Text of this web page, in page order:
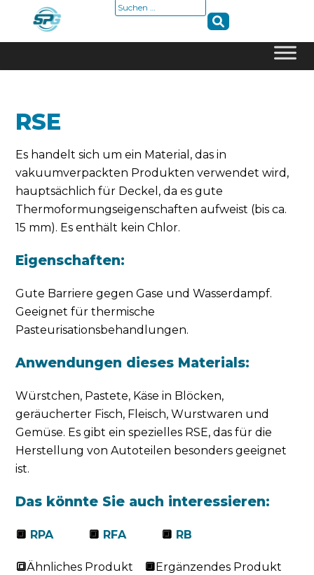
content
Suche
RSE
Es handelt sich um ein Material, das in
vakuumverpackten Produkten verwendet wird,
hauptsächlich für Deckel, da es gute
Thermoformungseigenschaften aufweist (bis ca.
15 mm). Es enthält kein Chlor.
Eigenschaften:
Gute Barriere gegen Gase und Wasserdampf.
Geeignet für thermische
Pasteurisationsbehandlungen.
Anwendungen dieses Materials:
Würstchen, Pastete, Käse in Blöcken,
geräucherter Fisch, Fleisch, Wurstwaren und
Gemüse. Es gibt ein spezielles RSE, das für die
Herstellung von Autoteilen besonders geeignet
ist.
Das könnte Sie auch interessieren:
🔲 RPA🔲 RFA🔲 RB
🔳Ähnliches Produkt 🔲Ergänzendes Produkt